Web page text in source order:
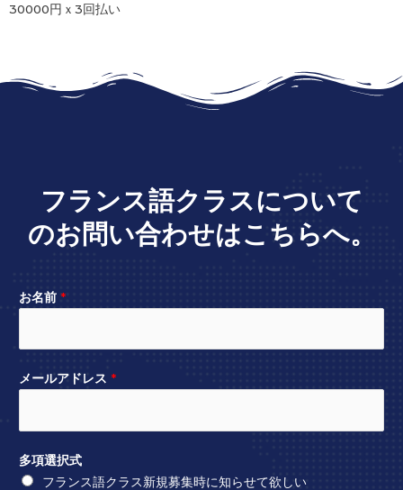
30000円ｘ3回払い
フランス語クラスについて
のお問い合わせはこちらへ。
お名前 *
メールアドレス *
多項選択式
フランス語クラス新規募集時に知らせて欲しい